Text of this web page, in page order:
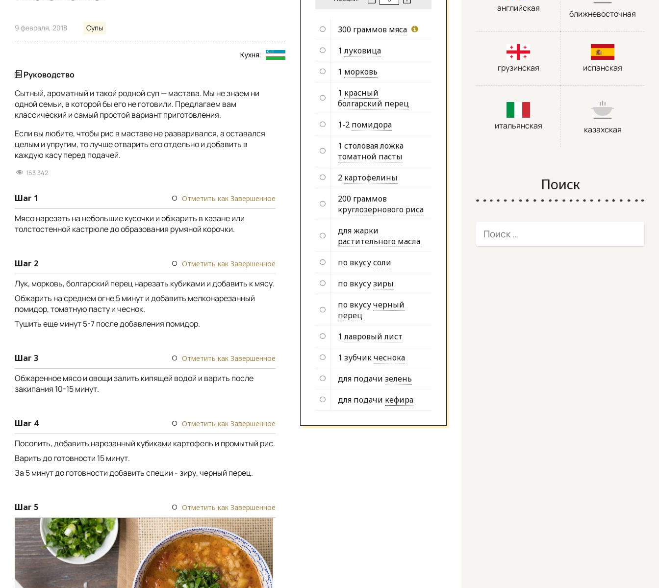
9 февраля, 2018 Супы
Кухня:
Руководство
Сытный, ароматный и такой родной суп — мастава. Мы не знаем ни
одной семьи, в которой бы его не готовили. Предлагаем вам
классический и самый простой вариант приготовления.
Если вы любите, чтобы рис в маставе не разваривался, а оставался
целым и упругим, то лучше отварить его отдельно и добавить в
каждую касу перед подачей.
153 342
Шаг 1 Отметить как Завершенное
Мясо нарезать на небольшие кусочки и обжарить в казане или
толстостенной кастрюле до образования румяной корочки.
Шаг 2 Отметить как Завершенное
Лук, морковь, болгарский перец нарезать кубиками и добавить к мясу.
Обжарить на среднем огне 5 минут и добавить мелконарезанный
помидор, томатную пасту и чеснок.
Тушить еще минут 5-7 после добавления помидор.
Шаг 3 Отметить как Завершенное
Обжаренное мясо и овощи залить кипящей водой и варить после
закипания 10-15 минут.
Шаг 4 Отметить как Завершенное
Посолить, добавить нарезанный кубиками картофель и промытый рис.
Варить до готовности 15 минут.
За 5 минут до готовности добавить специи - зиру, черный перец.
Шаг 5 Отметить как Завершенное
300 граммов мяса
1 луковица
1 морковь
1 красный
болгарский перец
1-2 помидора
1 столовая ложка
томатной пасты
2 картофелины
200 граммов
круглозернового риса
для жарки
растительного масла
по вкусусоли
по вкусузиры
по вкусучерный
перец
1 лавровый лист
1 зубчикчеснока
для подачи зелень
для подачи кефира
английская
ближневосточная
грузинская испанская
итальянская казахская
Поиск